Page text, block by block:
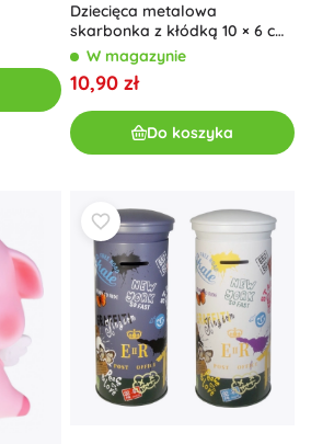
Dziecięca metalowa
skarbonka z kłódką 10 × 6 cm
– 4 kolory
W magazynie
10,90 zł
Do koszyka